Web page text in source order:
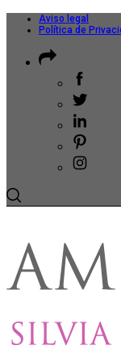
Aviso legal
Política de